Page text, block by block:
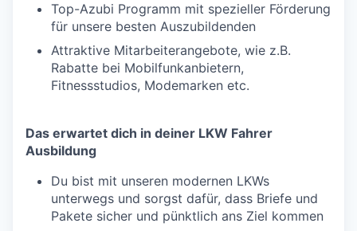
Top-Azubi Programm mit spezieller Förderung
für unsere besten Auszubildenden
Attraktive Mitarbeiterangebote, wie z.B.
Rabatte bei Mobilfunkanbietern,
Fitnessstudios, Modemarken etc.
Das erwartet dich in deiner LKW Fahrer
Ausbildung
Du bist mit unseren modernen LKWs
unterwegs und sorgst dafür, dass Briefe und
Pakete sicher und pünktlich ans Ziel kommen